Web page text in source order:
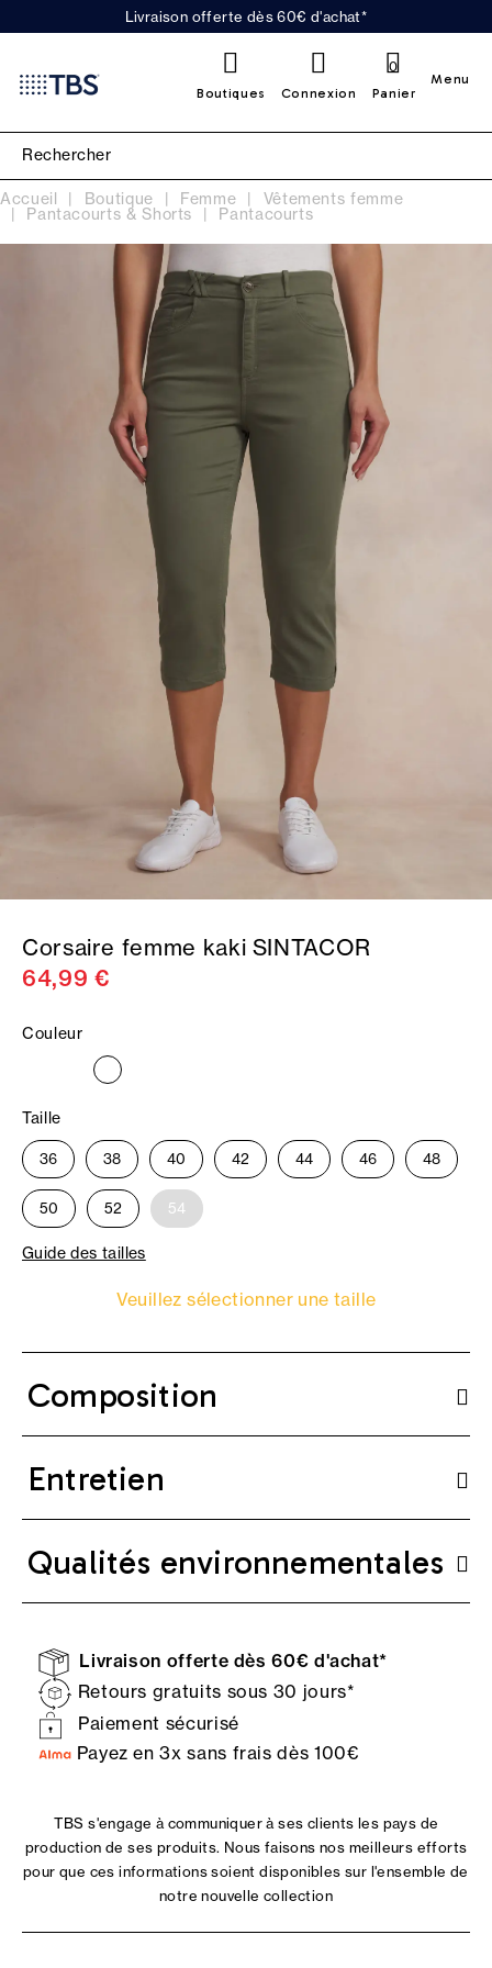
Livraison offerte dès 60€ d'achat*
Boutiques Connexion Panier
0
Menu
Accueil Boutique Femme Vêtements femme
Pantacourts & Shorts Pantacourts
Corsaire femme kaki SINTACOR
64,99 €
Couleur
Taille
36 38 40 42 44 46 48
50 52 54
Guide des tailles
Veuillez sélectionner une taille
Composition
Entretien
Qualités environnementales
Livraison offerte dès 60€ d'achat*
Retours gratuits sous 30 jours*
Paiement sécurisé
Payez en 3x sans frais dès 100€
TBS s'engage à communiquer à ses clients les pays de
production de ses produits. Nous faisons nos meilleurs efforts
pour que ces informations soient disponibles sur l'ensemble de
notre nouvelle collection